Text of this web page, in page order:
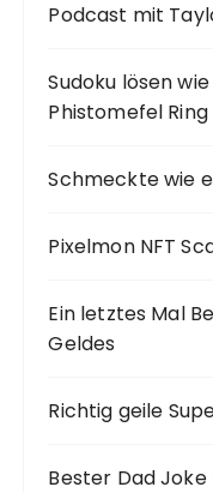
Podcast mit
Sudoku lösen
Phistomefel Ring
Schmeckte wie
Pixelmon NFT
Ein letztes Mal
Geldes
Richtig geile
Bester Dad Joke